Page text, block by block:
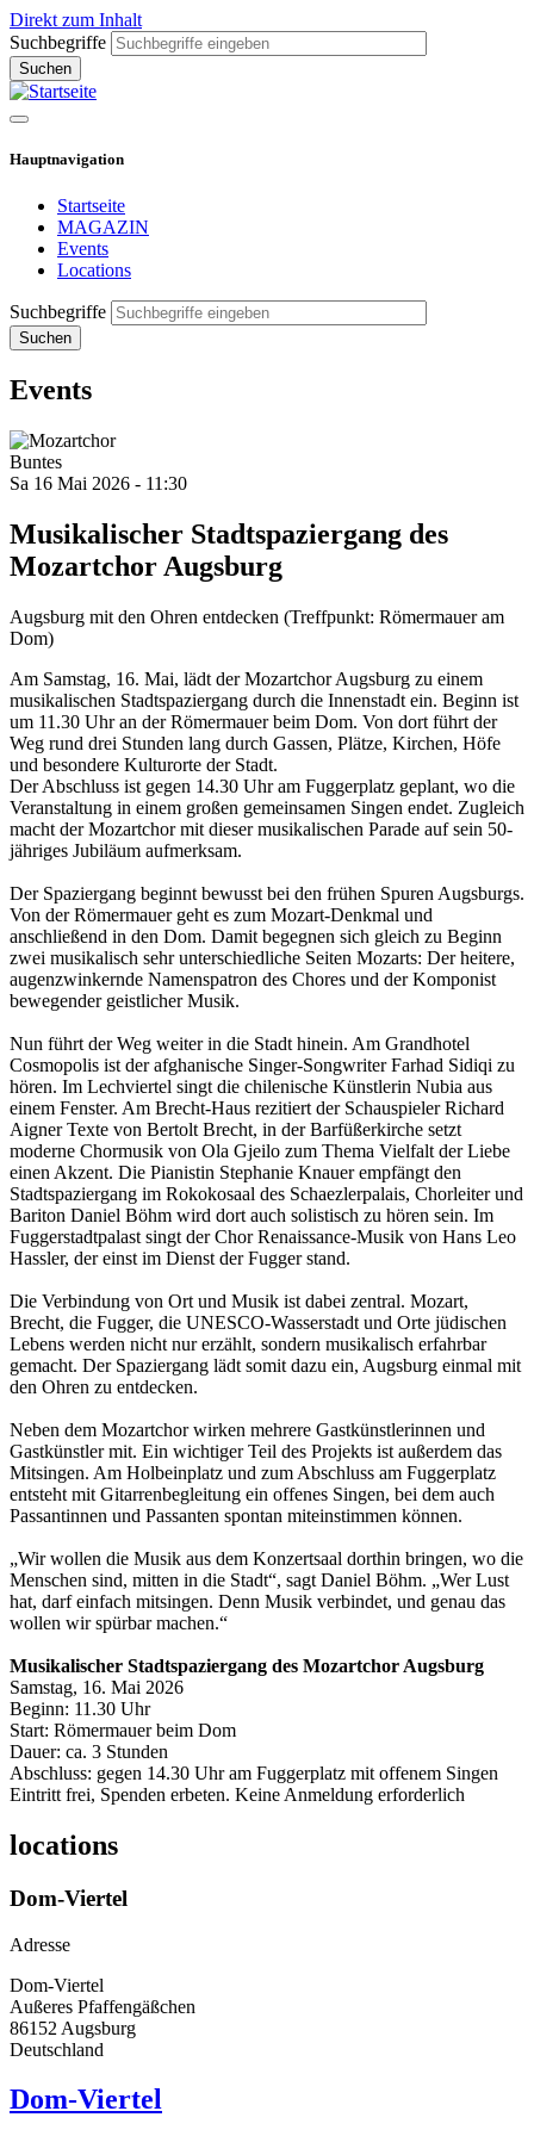
Direkt zum Inhalt
Suchbegriffe
Hauptnavigation
Startseite
MAGAZIN
Events
Locations
Suchbegriffe
Events
Buntes
Sa 16 Mai 2026 - 11:30
Musikalischer Stadtspaziergang des
Mozartchor Augsburg
Augsburg mit den Ohren entdecken (Treffpunkt: Römermauer am
Dom)
Am Samstag, 16. Mai, lädt der Mozartchor Augsburg zu einem
musikalischen Stadtspaziergang durch die Innenstadt ein. Beginn ist
um 11.30 Uhr an der Römermauer beim Dom. Von dort führt der
Weg rund drei Stunden lang durch Gassen, Plätze, Kirchen, Höfe
und besondere Kulturorte der Stadt.
Der Abschluss ist gegen 14.30 Uhr am Fuggerplatz geplant, wo die
Veranstaltung in einem großen gemeinsamen Singen endet. Zugleich
macht der Mozartchor mit dieser musikalischen Parade auf sein 50-
jähriges Jubiläum aufmerksam.
Der Spaziergang beginnt bewusst bei den frühen Spuren Augsburgs.
Von der Römermauer geht es zum Mozart-Denkmal und
anschließend in den Dom. Damit begegnen sich gleich zu Beginn
zwei musikalisch sehr unterschiedliche Seiten Mozarts: Der heitere,
augenzwinkernde Namenspatron des Chores und der Komponist
bewegender geistlicher Musik.
Nun führt der Weg weiter in die Stadt hinein. Am Grandhotel
Cosmopolis ist der afghanische Singer-Songwriter Farhad Sidiqi zu
hören. Im Lechviertel singt die chilenische Künstlerin Nubia aus
einem Fenster. Am Brecht-Haus rezitiert der Schauspieler Richard
Aigner Texte von Bertolt Brecht, in der Barfüßerkirche setzt
moderne Chormusik von Ola Gjeilo zum Thema Vielfalt der Liebe
einen Akzent. Die Pianistin Stephanie Knauer empfängt den
Stadtspaziergang im Rokokosaal des Schaezlerpalais, Chorleiter und
Bariton Daniel Böhm wird dort auch solistisch zu hören sein. Im
Fuggerstadtpalast singt der Chor Renaissance-Musik von Hans Leo
Hassler, der einst im Dienst der Fugger stand.
Die Verbindung von Ort und Musik ist dabei zentral. Mozart,
Brecht, die Fugger, die UNESCO-Wasserstadt und Orte jüdischen
Lebens werden nicht nur erzählt, sondern musikalisch erfahrbar
gemacht. Der Spaziergang lädt somit dazu ein, Augsburg einmal mit
den Ohren zu entdecken.
Neben dem Mozartchor wirken mehrere Gastkünstlerinnen und
Gastkünstler mit. Ein wichtiger Teil des Projekts ist außerdem das
Mitsingen. Am Holbeinplatz und zum Abschluss am Fuggerplatz
entsteht mit Gitarrenbegleitung ein offenes Singen, bei dem auch
Passantinnen und Passanten spontan miteinstimmen können.
„Wir wollen die Musik aus dem Konzertsaal dorthin bringen, wo die
Menschen sind, mitten in die Stadt“, sagt Daniel Böhm. „Wer Lust
hat, darf einfach mitsingen. Denn Musik verbindet, und genau das
wollen wir spürbar machen.“
Musikalischer Stadtspaziergang des Mozartchor Augsburg
Samstag, 16. Mai 2026
Beginn: 11.30 Uhr
Start: Römermauer beim Dom
Dauer: ca. 3 Stunden
Abschluss: gegen 14.30 Uhr am Fuggerplatz mit offenem Singen
Eintritt frei, Spenden erbeten. Keine Anmeldung erforderlich
locations
Dom-Viertel
Adresse
Dom-Viertel
Außeres Pfaffengäßchen
86152 Augsburg
Deutschland
Dom-Viertel